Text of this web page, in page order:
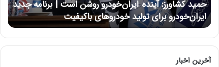
ر
ز
:
آ
ی
ن
حمید کشاورز: آینده ایران‌خودرو روشن است | برنامه جدید
ایران‌خودرو برای تولید خودروهای باکیفیت
آخرین اخبار